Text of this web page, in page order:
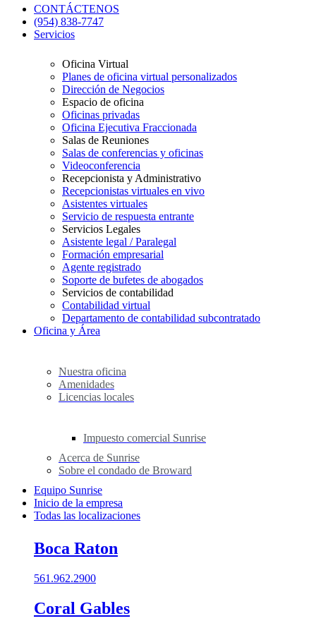
CONTÁCTENOS
(954) 838-7747
Servicios
Oficina Virtual
Planes de oficina virtual personalizados
Dirección de Negocios
Espacio de oficina
Oficinas privadas
Oficina Ejecutiva Fraccionada
Salas de Reuniones
Salas de conferencias y oficinas
Videoconferencia
Recepcionista y Administrativo
Recepcionistas virtuales en vivo
Asistentes virtuales
Servicio de respuesta entrante
Servicios Legales
Asistente legal / Paralegal
Formación empresarial
Agente registrado
Soporte de bufetes de abogados
Servicios de contabilidad
Contabilidad virtual
Departamento de contabilidad subcontratado
Oficina y Área
Nuestra oficina
Amenidades
Licencias locales
Impuesto comercial Sunrise
Acerca de Sunrise
Sobre el condado de Broward
Equipo Sunrise
Inicio de la empresa
Todas las localizaciones
Boca Raton
561.962.2900
Coral Gables​